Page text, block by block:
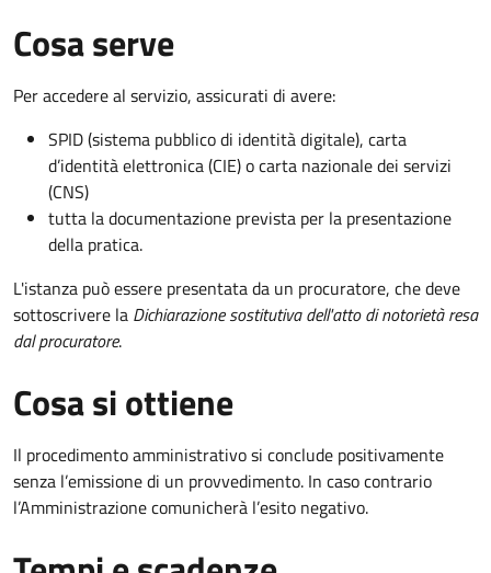
Cosa serve
Per accedere al servizio, assicurati di avere:
SPID (sistema pubblico di identità digitale), carta
d’identità elettronica (CIE) o carta nazionale dei servizi
(CNS)
tutta la documentazione prevista per la presentazione
della pratica.
L'istanza può essere presentata da un procuratore, che deve
sottoscrivere la Dichiarazione sostitutiva dell'atto di notorietà resa
dal procuratore.
Cosa si ottiene
Il procedimento amministrativo si conclude positivamente
senza l’emissione di un provvedimento. In caso contrario
l’Amministrazione comunicherà l’esito negativo.